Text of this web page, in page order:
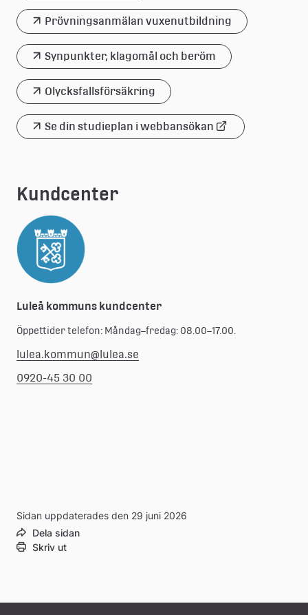
till
extern
webbplats
Prövningsanmälan vuxenutbildning
Synpunkter, klagomål och beröm
Olycksfallsförsäkring
Se din studieplan i webbansökan
Länk
Kundcenter
Luleå kommuns kundcenter
Öppettider telefon: Måndag–fredag: 08.00–17.00.
lulea.kommun@lulea.se
0920-45 30 00
Sidan uppdaterades den 29 juni 2026
Dela sidan
Skriv ut